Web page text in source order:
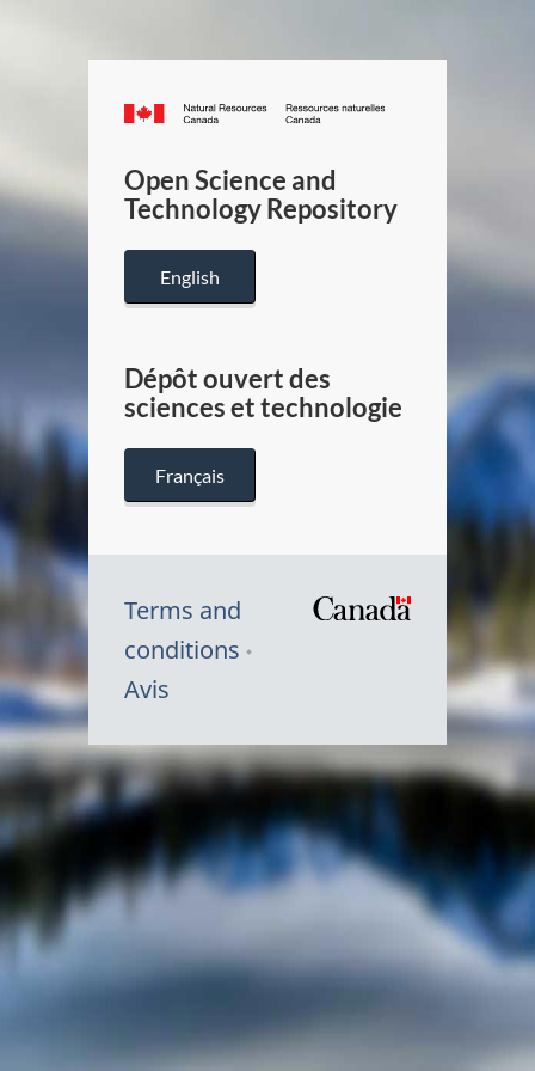
Canada.ca
/
Canada
Open Science and
Technology Repository
English
Dépôt ouvert des
sciences et technologie
Français
Terms and
conditions
Avis
Symbole
du
Canada